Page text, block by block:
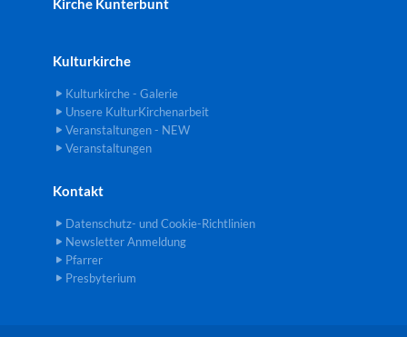
Kirche Kunterbunt
Kulturkirche
Kulturkirche - Galerie
Unsere KulturKirchenarbeit
Veranstaltungen - NEW
Veranstaltungen
Kontakt
Datenschutz- und Cookie-Richtlinien
Newsletter Anmeldung
Pfarrer
Presbyterium